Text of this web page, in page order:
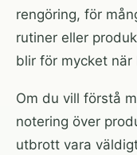
rengöring, för
rutiner eller
blir för mycket
Om du vill förstå
notering över
utbrott vara